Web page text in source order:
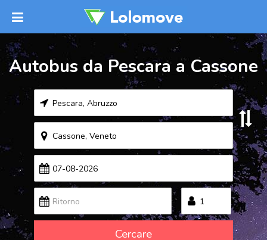
Autobus da Pescara a Cassone
Cercare